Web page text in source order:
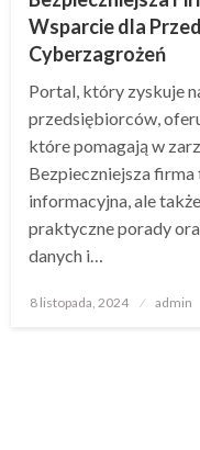
Wsparcie dla
Cyberzagrożeń
Portal, który zyskuje
przedsiębiorców,
które pomagają w
Bezpieczniejsza
informacyjna, ale
praktyczne porady
danych i…
Opublikowane
8 listopada, 2024 admin